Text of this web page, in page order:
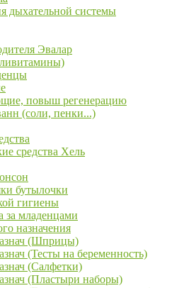
дыхательной системы
Эвалар
повыш регенерацию
(соли, пенки...)
средства Хель
бутылочки
гигиены
за младенцами
назначения
(Шприцы)
(Тесты на беременность)
(Салфетки)
(Пластыри наборы)